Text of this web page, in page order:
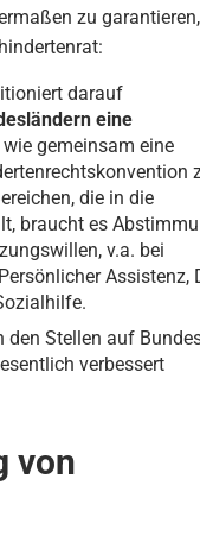
zu garantieren,
darauf
eine
wie gemeinsam eine
die in die
braucht es
v.a. bei
Assistenz,
Stellen auf
verbessert
von